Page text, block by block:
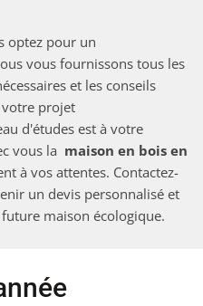
optez pour un
vous fournissons tous les
et les conseils
projet
d'études est à votre
vous la maison en bois en
à vos attentes. Contactez-
un devis personnalisé et
maison écologique.